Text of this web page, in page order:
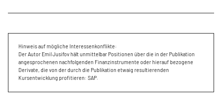
Hinweis auf mögliche Interessenkonflikte:
Der Autor Emil Jusifov hält unmittelbar Positionen über die in der Publikation
angesprochenen nachfolgenden Finanzinstrumente oder hierauf bezogene
Derivate, die von der durch die Publikation etwaig resultierenden
Kursentwicklung profitieren: SAP.